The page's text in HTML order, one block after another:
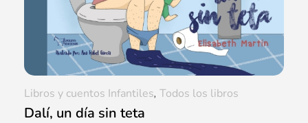
Dalí, un día sin teta
Libros y cuentos Infantiles, Todos los libros